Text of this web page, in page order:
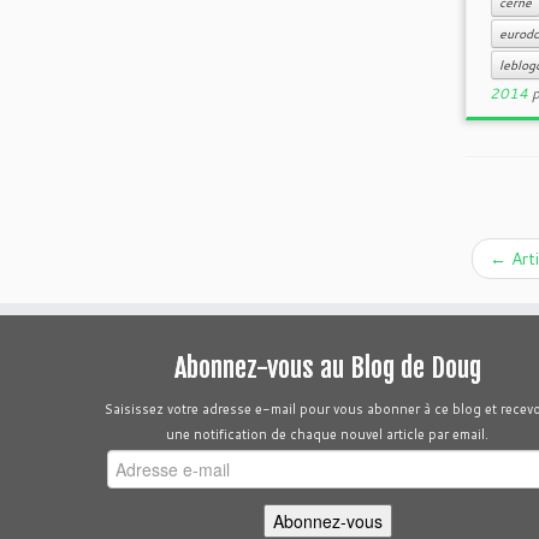
2014
←
Abonnez-vous au Blog de Doug
Saisissez votre adresse e-mail pour vous abonner à ce blog et
une notification de chaque nouvel article par email.
Adresse
e-
Abonnez-vous